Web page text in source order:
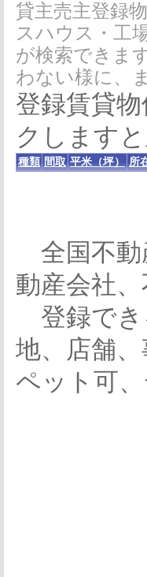
貸主売主登録
スハウス・工
が検索できま
わない様に、
登録賃貸物
クします
種類 間取 平米（坪） 所
全国不動
動産会社
登録でき
地、店舗
ペット可